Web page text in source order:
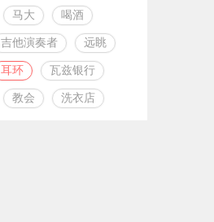
马大 喝酒
吉他演奏者 远眺
耳环 瓦兹银行
教会 洗衣店